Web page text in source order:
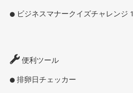
ビジネスマナークイズチャレンジ 1
便利ツール
排卵日チェッカー